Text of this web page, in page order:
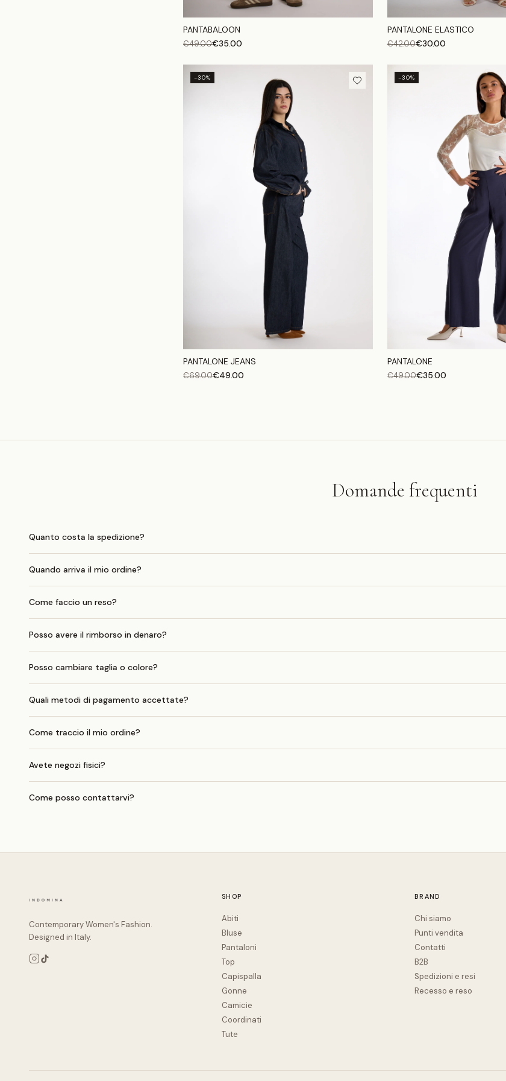
PANTABALOON
€49.00€35.00
PANTALONE ELASTICO
€42.00€30.00
-30%
PANTALONE JEANS
€69.00€49.00
-30%
PANTALONE
€49.00€35.00
Domande frequenti
Quanto costa la spedizione?
Quando arriva il mio ordine?
Come faccio un reso?
Posso avere il rimborso in denaro?
Posso cambiare taglia o colore?
Quali metodi di pagamento accettate?
Come traccio il mio ordine?
Avete negozi fisici?
Come posso contattarvi?
Contemporary Women's Fashion.
Designed in Italy.
SHOP
Abiti
Bluse
Pantaloni
Top
Capispalla
Gonne
Camicie
Coordinati
Tute
BRAND
Chi siamo
Punti vendita
Contatti
B2B
Spedizioni e resi
Recesso e reso